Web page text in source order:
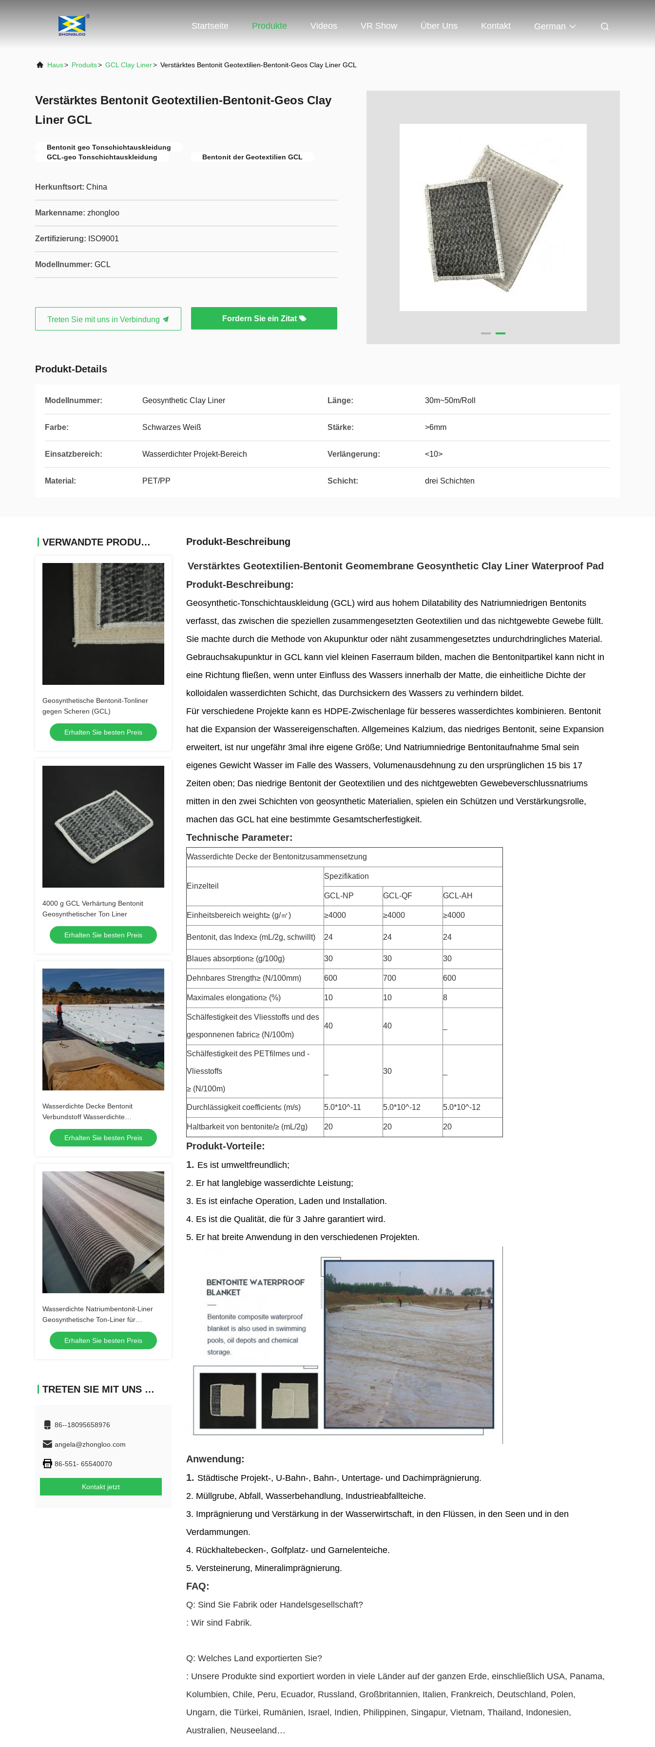
Startseite Produkte Videos VR Show Über Uns Kontakt German
Haus> Produits> GCL Clay Liner> Verstärktes Bentonit Geotextilien-Bentonit-Geos Clay Liner GCL
Verstärktes Bentonit Geotextilien-Bentonit-Geos Clay
Liner GCL
Bentonit geo Tonschichtauskleidung
GCL-geo Tonschichtauskleidung
Bentonit der Geotextilien GCL
Herkunftsort: China
Markenname: zhongloo
Zertifizierung: ISO9001
Modellnummer: GCL
Treten Sie mit uns in Verbindung Fordern Sie ein Zitat
Produkt-Details
Modellnummer: Geosynthetic Clay Liner Länge: 30m~50m/Roll
Farbe: Schwarzes Weiß Stärke: >6mm
Einsatzbereich: Wasserdichter Projekt-Bereich Verlängerung: <10>
Material: PET/PP Schicht: drei Schichten
VERWANDTE PRODUKTE
Geosynthetische Bentonit-Tonliner
gegen Scheren (GCL)
Erhalten Sie besten Preis
4000 g GCL Verhärtung Bentonit
Geosynthetischer Ton Liner
Erhalten Sie besten Preis
Wasserdichte Decke Bentonit
Verbundstoff Wasserdichte
Geosynthetik Ton Liner
Erhalten Sie besten Preis
Wasserdichte Natriumbentonit-Liner
Geosynthetische Ton-Liner für
Deponienprojekt
Erhalten Sie besten Preis
TRETEN SIE MIT UNS IN VERBINDUNG
86--18095658976
angela@zhongloo.com
86-551- 65540070
Kontakt jetzt
Produkt-Beschreibung
Verstärktes Geotextilien-Bentonit Geomembrane Geosynthetic Clay Liner Waterproof Pad
Produkt-Beschreibung:
Geosynthetic-Tonschichtauskleidung (GCL) wird aus hohem Dilatability des Natriumniedrigen Bentonits
verfasst, das zwischen die speziellen zusammengesetzten Geotextilien und das nichtgewebte Gewebe füllt.
Sie machte durch die Methode von Akupunktur oder näht zusammengesetztes undurchdringliches Material.
Gebrauchsakupunktur in GCL kann viel kleinen Faserraum bilden, machen die Bentonitpartikel kann nicht in
eine Richtung fließen, wenn unter Einfluss des Wassers innerhalb der Matte, die einheitliche Dichte der
kolloidalen wasserdichten Schicht, das Durchsickern des Wassers zu verhindern bildet.
Für verschiedene Projekte kann es HDPE-Zwischenlage für besseres wasserdichtes kombinieren. Bentonit
hat die Expansion der Wassereigenschaften. Allgemeines Kalzium, das niedriges Bentonit, seine Expansion
erweitert, ist nur ungefähr 3mal ihre eigene Größe; Und Natriumniedrige Bentonitaufnahme 5mal sein
eigenes Gewicht Wasser im Falle des Wassers, Volumenausdehnung zu den ursprünglichen 15 bis 17
Zeiten oben; Das niedrige Bentonit der Geotextilien und des nichtgewebten Gewebeverschlussnatriums
mitten in den zwei Schichten von geosynthetic Materialien, spielen ein Schützen und Verstärkungsrolle,
machen das GCL hat eine bestimmte Gesamtscherfestigkeit.
Technische Parameter:
Wasserdichte Decke der Bentonitzusammensetzung
Einzelteil
Spezifikation
GCL-NP GCL-QF GCL-AH
Einheitsbereich weight≥ (g/㎡) ≥4000 ≥4000 ≥4000
Bentonit, das Index≥ (mL/2g, schwillt) 24 24 24
Blaues absorption≥ (g/100g) 30 30 30
Dehnbares Strength≥ (N/100mm) 600 700 600
Maximales elongation≥ (%) 10 10 8
Schälfestigkeit des Vliesstoffs und des
gesponnenen fabric≥ (N/100m)
40 40
Schälfestigkeit des PETfilmes und -
Vliesstoffs
≥ (N/100m)
30
Durchlässigkeit coefficient≤ (m/s) 5.0*10^-11 5.0*10^-12 5.0*10^-12
Haltbarkeit von bentonite/≥ (mL/2g) 20 20 20
Produkt-Vorteile:
1. Es ist umweltfreundlich;
2. Er hat langlebige wasserdichte Leistung;
3. Es ist einfache Operation, Laden und Installation.
4. Es ist die Qualität, die für 3 Jahre garantiert wird.
5. Er hat breite Anwendung in den verschiedenen Projekten.
Anwendung:
1. Städtische Projekt-, U-Bahn-, Bahn-, Untertage- und Dachimprägnierung.
2. Müllgrube, Abfall, Wasserbehandlung, Industrieabfallteiche.
3. Imprägnierung und Verstärkung in der Wasserwirtschaft, in den Flüssen, in den Seen und in den
Verdammungen.
4. Rückhaltebecken-, Golfplatz- und Garnelenteiche.
5. Versteinerung, Mineralimprägnierung.
FAQ:
Q: Sind Sie Fabrik oder Handelsgesellschaft?
: Wir sind Fabrik.
Q: Welches Land exportierten Sie?
: Unsere Produkte sind exportiert worden in viele Länder auf der ganzen Erde, einschließlich USA, Panama,
Kolumbien, Chile, Peru, Ecuador, Russland, Großbritannien, Italien, Frankreich, Deutschland, Polen,
Ungarn, die Türkei, Rumänien, Israel, Indien, Philippinen, Singapur, Vietnam, Thailand, Indonesien,
Australien, Neuseeland…